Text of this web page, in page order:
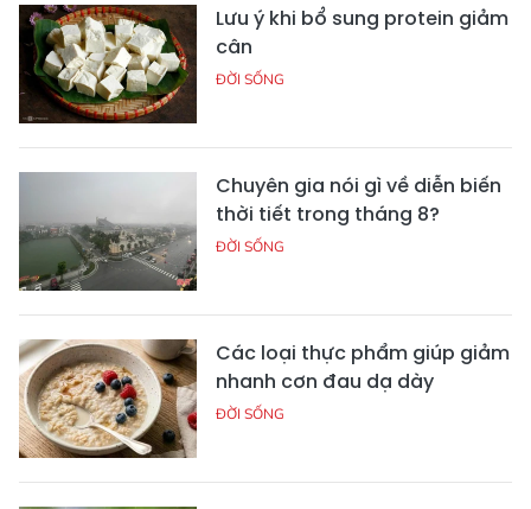
Lưu ý khi bổ sung protein giảm
cân
ĐỜI SỐNG
Chuyên gia nói gì về diễn biến
thời tiết trong tháng 8?
ĐỜI SỐNG
Các loại thực phẩm giúp giảm
nhanh cơn đau dạ dày
ĐỜI SỐNG